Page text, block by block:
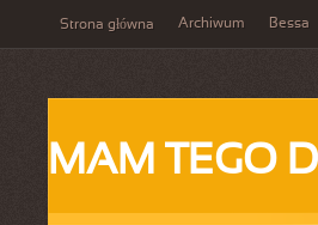
Strona główna Archiwum Bessa
MAM TEGO